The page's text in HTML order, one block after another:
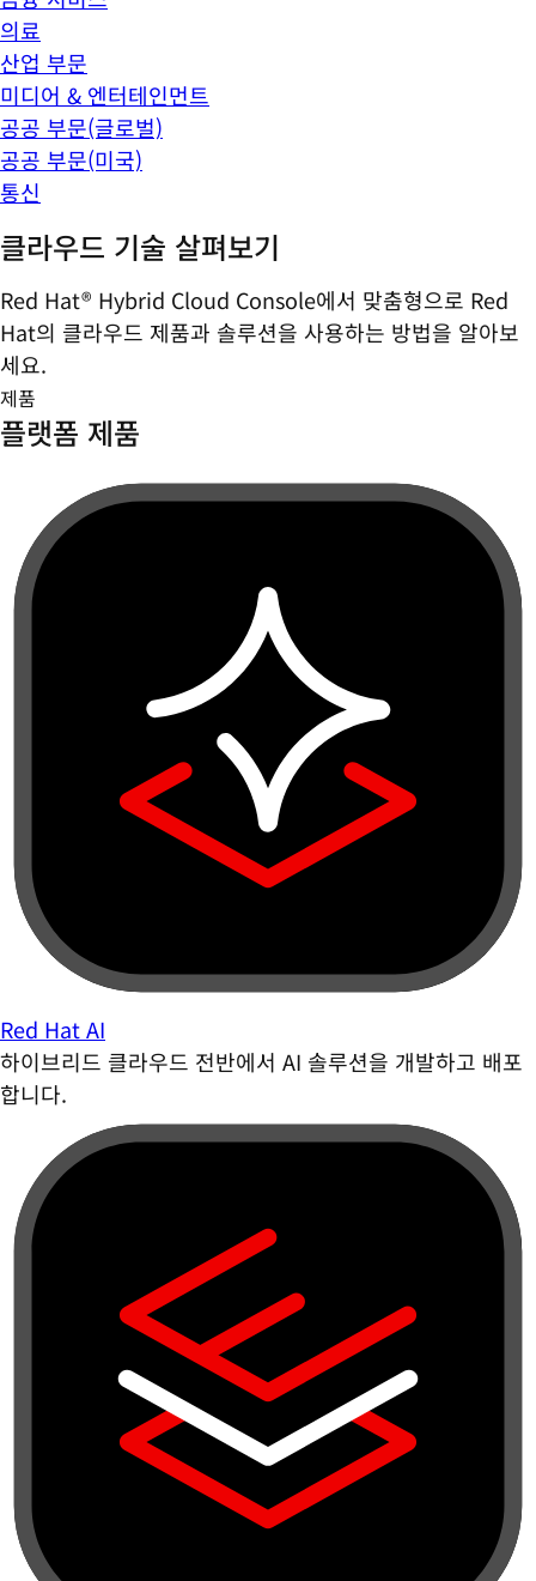
의료
산업 부문
미디어 & 엔터테인먼트
공공 부문(글로벌)
공공 부문(미국)
통신
클라우드 기술 살펴보기
Red Hat® Hybrid Cloud Console에서 맞춤형으로 Red
Hat의 클라우드 제품과 솔루션을 사용하는 방법을 알아보
세요.
제품
플랫폼 제품
Red Hat AI
하이브리드 클라우드 전반에서 AI 솔루션을 개발하고 배포
합니다.